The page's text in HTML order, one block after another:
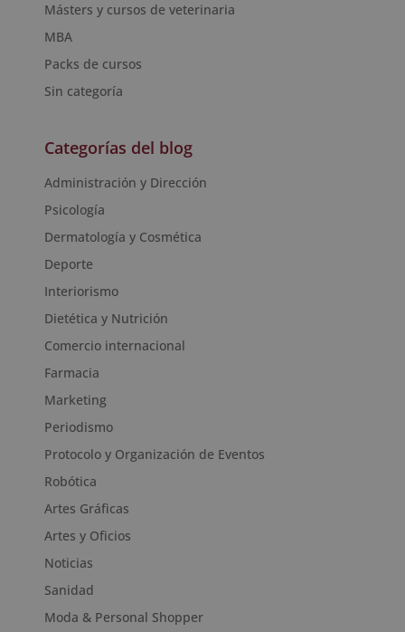
Másters y cursos de veterinaria
MBA
Packs de cursos
Sin categoría
Categorías del blog
Administración y Dirección
Psicología
Dermatología y Cosmética
Deporte
Interiorismo
Dietética y Nutrición
Comercio internacional
Farmacia
Marketing
Periodismo
Protocolo y Organización de Eventos
Robótica
Artes Gráficas
Artes y Oficios
Noticias
Sanidad
Moda & Personal Shopper